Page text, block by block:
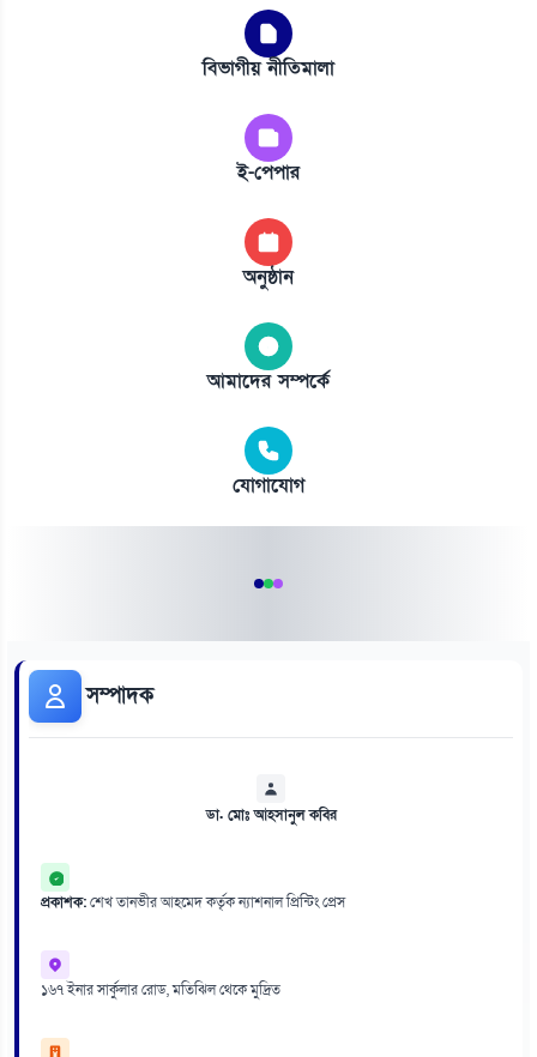
বিভাগীয় নীতিমালা
ই-পেপার
অনুষ্ঠান
আমাদের সম্পর্কে
যোগাযোগ
সম্পাদক
ডা. মোঃ আহসানুল কবির
প্রকাশক:শেখ তানভীর আহমেদ কর্তৃক ন্যাশনাল প্রিন্টিং প্রেস
১৬৭ ইনার সার্কুলার রোড, মতিঝিল থেকে মুদ্রিত